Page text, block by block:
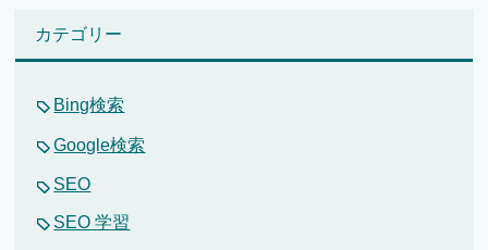
カテゴリー
Bing検索
Google検索
SEO
SEO 学習